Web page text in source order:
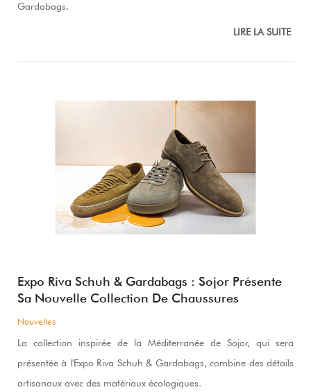
Gardabags.
LIRE LA SUITE
Expo Riva Schuh & Gardabags : Sojor Présente
Sa Nouvelle Collection De Chaussures
Nouvelles
La collection inspirée de la Méditerranée de Sojor, qui sera
présentée à l'Expo Riva Schuh & Gardabags, combine des détails
artisanaux avec des matériaux écologiques.